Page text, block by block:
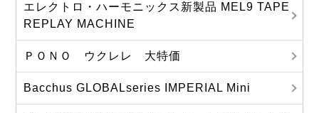
エレクトロ・ハーモニックス新製品 MEL9 TAPE
REPLAY MACHINE
ＰＯＮＯ ウクレレ 大特価
Bacchus GLOBALseries IMPERIAL Mini